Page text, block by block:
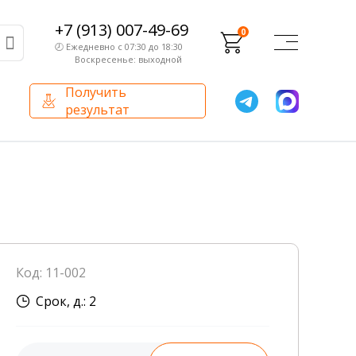
+7 (913) 007-49-69
🕗 Ежедневно с 07:30 до 18:30
Воскресенье: выходной
0
Получить
результат
Внутренний аудит
Сотрудники лаборатории
Код: 11-002
Срок, д.: 2